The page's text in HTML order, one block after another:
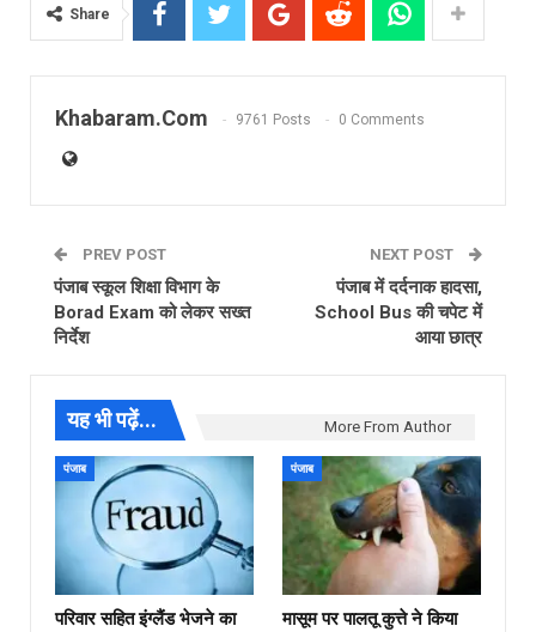
Share
Khabaram.Com 9761 Posts 0 Comments
PREV POST
पंजाब स्कूल शिक्षा विभाग के
Borad Exam को लेकर सख्त
निर्देश
NEXT POST
पंजाब में दर्दनाक हादसा,
School Bus की चपेट में
आया छात्र
यह भी पढ़ें... More From Author
पंजाब
परिवार सहित इंग्लैंड भेजने का
पंजाब
मासूम पर पालतू कुत्ते ने किया